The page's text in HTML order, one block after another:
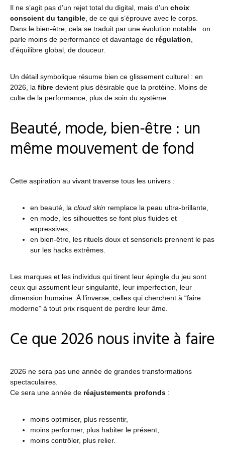
Il ne s’agit pas d’un rejet total du digital, mais d’un choix
conscient du tangible, de ce qui s’éprouve avec le corps.
Dans le bien-être, cela se traduit par une évolution notable : on
parle moins de performance et davantage de régulation,
d’équilibre global, de douceur.
Un détail symbolique résume bien ce glissement culturel : en
2026, la fibre devient plus désirable que la protéine. Moins de
culte de la performance, plus de soin du système.
Beauté, mode, bien-être : un
même mouvement de fond
Cette aspiration au vivant traverse tous les univers :
en beauté, la cloud skin remplace la peau ultra-brillante,
en mode, les silhouettes se font plus fluides et
expressives,
en bien-être, les rituels doux et sensoriels prennent le pas
sur les hacks extrêmes.
Les marques et les individus qui tirent leur épingle du jeu sont
ceux qui assument leur singularité, leur imperfection, leur
dimension humaine. À l’inverse, celles qui cherchent à “faire
moderne” à tout prix risquent de perdre leur âme.
Ce que 2026 nous invite à faire
2026 ne sera pas une année de grandes transformations
spectaculaires.
Ce sera une année de réajustements profonds :
moins optimiser, plus ressentir,
moins performer, plus habiter le présent,
moins contrôler, plus relier.